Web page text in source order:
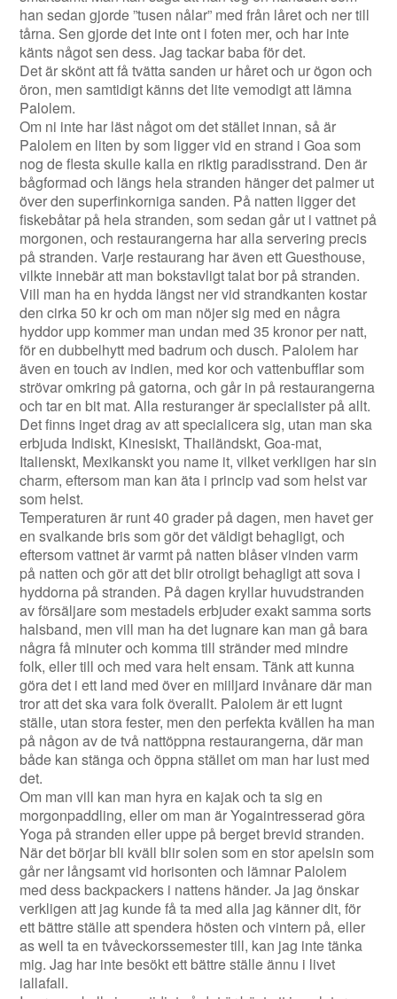
han sedan gjorde ”tusen nålar” med från låret och ner till
tårna. Sen gjorde det inte ont i foten mer, och har inte
känts något sen dess. Jag tackar baba för det.
Det är skönt att få tvätta sanden ur håret och ur ögon och
öron, men samtidigt känns det lite vemodigt att lämna
Palolem.
Om ni inte har läst något om det stället innan, så är
Palolem en liten by som ligger vid en strand i Goa som
nog de flesta skulle kalla en riktig paradisstrand. Den är
bågformad och längs hela stranden hänger det palmer ut
över den superfinkorniga sanden. På natten ligger det
fiskebåtar på hela stranden, som sedan går ut i vattnet på
morgonen, och restaurangerna har alla servering precis
på stranden. Varje restaurang har även ett Guesthouse,
vilkte innebär att man bokstavligt talat bor på stranden.
Vill man ha en hydda längst ner vid strandkanten kostar
den cirka 50 kr och om man nöjer sig med en några
hyddor upp kommer man undan med 35 kronor per natt,
för en dubbelhytt med badrum och dusch. Palolem har
även en touch av indien, med kor och vattenbufflar som
strövar omkring på gatorna, och går in på restaurangerna
och tar en bit mat. Alla resturanger är specialister på allt.
Det finns inget drag av att specialicera sig, utan man ska
erbjuda Indiskt, Kinesiskt, Thailändskt, Goa-mat,
Italienskt, Mexikanskt you name it, vilket verkligen har sin
charm, eftersom man kan äta i princip vad som helst var
som helst.
Temperaturen är runt 40 grader på dagen, men havet ger
en svalkande bris som gör det väldigt behagligt, och
eftersom vattnet är varmt på natten blåser vinden varm
på natten och gör att det blir otroligt behagligt att sova i
hyddorna på stranden. På dagen kryllar huvudstranden
av försäljare som mestadels erbjuder exakt samma sorts
halsband, men vill man ha det lugnare kan man gå bara
några få minuter och komma till stränder med mindre
folk, eller till och med vara helt ensam. Tänk att kunna
göra det i ett land med över en miiljard invånare där man
tror att det ska vara folk överallt. Palolem är ett lugnt
ställe, utan stora fester, men den perfekta kvällen ha man
på någon av de två nattöppna restaurangerna, där man
både kan stänga och öppna stället om man har lust med
det.
Om man vill kan man hyra en kajak och ta sig en
morgonpaddling, eller om man är Yogaintresserad göra
Yoga på stranden eller uppe på berget brevid stranden.
När det börjar bli kväll blir solen som en stor apelsin som
går ner långsamt vid horisonten och lämnar Palolem
med dess backpackers i nattens händer. Ja jag önskar
verkligen att jag kunde få ta med alla jag känner dit, för
ett bättre ställe att spendera hösten och vintern på, eller
as well ta en tvåveckorssemester till, kan jag inte tänka
mig. Jag har inte besökt ett bättre ställe ännu i livet
iallafall.